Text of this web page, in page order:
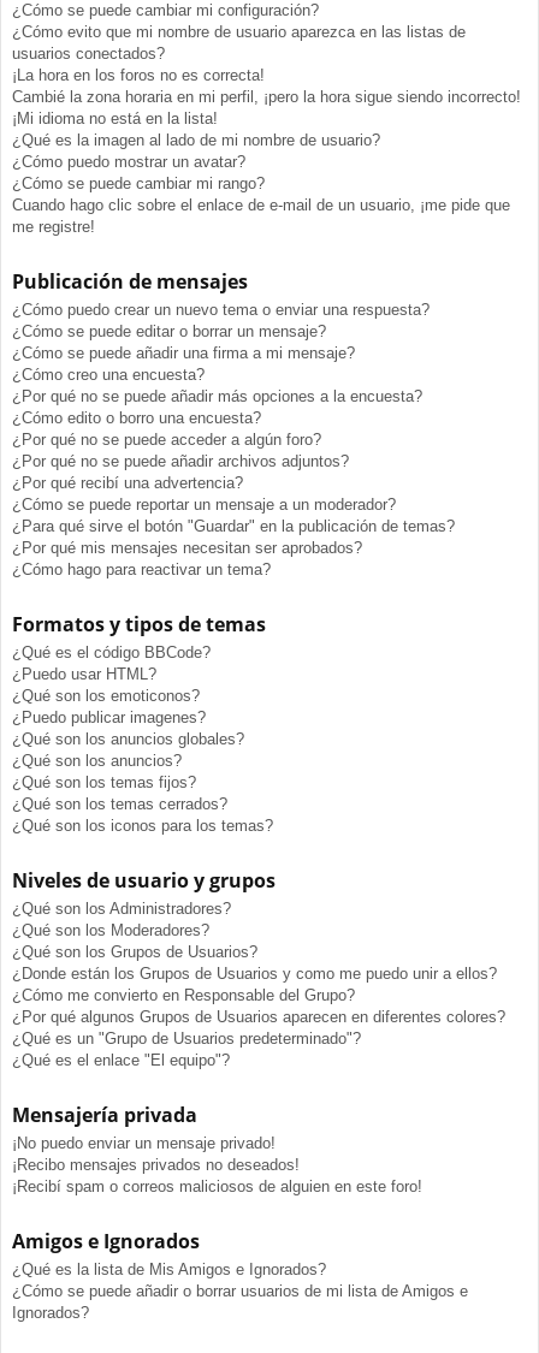
¿Cómo se puede cambiar mi configuración?
¿Cómo evito que mi nombre de usuario aparezca en las listas de
usuarios conectados?
¡La hora en los foros no es correcta!
Cambié la zona horaria en mi perfil, ¡pero la hora sigue siendo incorrecto!
¡Mi idioma no está en la lista!
¿Qué es la imagen al lado de mi nombre de usuario?
¿Cómo puedo mostrar un avatar?
¿Cómo se puede cambiar mi rango?
Cuando hago clic sobre el enlace de e-mail de un usuario, ¡me pide que
me registre!
Publicación de mensajes
¿Cómo puedo crear un nuevo tema o enviar una respuesta?
¿Cómo se puede editar o borrar un mensaje?
¿Cómo se puede añadir una firma a mi mensaje?
¿Cómo creo una encuesta?
¿Por qué no se puede añadir más opciones a la encuesta?
¿Cómo edito o borro una encuesta?
¿Por qué no se puede acceder a algún foro?
¿Por qué no se puede añadir archivos adjuntos?
¿Por qué recibí una advertencia?
¿Cómo se puede reportar un mensaje a un moderador?
¿Para qué sirve el botón "Guardar" en la publicación de temas?
¿Por qué mis mensajes necesitan ser aprobados?
¿Cómo hago para reactivar un tema?
Formatos y tipos de temas
¿Qué es el código BBCode?
¿Puedo usar HTML?
¿Qué son los emoticonos?
¿Puedo publicar imagenes?
¿Qué son los anuncios globales?
¿Qué son los anuncios?
¿Qué son los temas fijos?
¿Qué son los temas cerrados?
¿Qué son los iconos para los temas?
Niveles de usuario y grupos
¿Qué son los Administradores?
¿Qué son los Moderadores?
¿Qué son los Grupos de Usuarios?
¿Donde están los Grupos de Usuarios y como me puedo unir a ellos?
¿Cómo me convierto en Responsable del Grupo?
¿Por qué algunos Grupos de Usuarios aparecen en diferentes colores?
¿Qué es un "Grupo de Usuarios predeterminado"?
¿Qué es el enlace "El equipo"?
Mensajería privada
¡No puedo enviar un mensaje privado!
¡Recibo mensajes privados no deseados!
¡Recibí spam o correos maliciosos de alguien en este foro!
Amigos e Ignorados
¿Qué es la lista de Mis Amigos e Ignorados?
¿Cómo se puede añadir o borrar usuarios de mi lista de Amigos e
Ignorados?